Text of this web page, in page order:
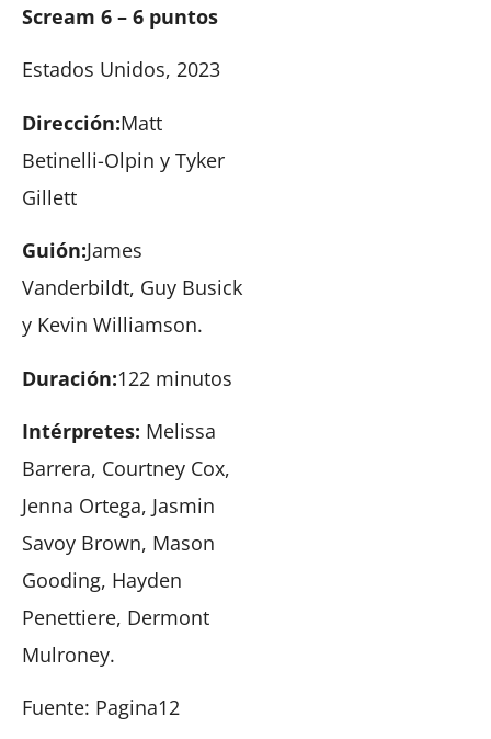
Scream 6 – 6 puntos
Estados Unidos, 2023
Dirección:Matt
Betinelli-Olpin y Tyker
Gillett
Guión:James
Vanderbildt, Guy Busick
y Kevin Williamson.
Duración:122 minutos
Intérpretes: Melissa
Barrera, Courtney Cox,
Jenna Ortega, Jasmin
Savoy Brown, Mason
Gooding, Hayden
Penettiere, Dermont
Mulroney.
Fuente: Pagina12